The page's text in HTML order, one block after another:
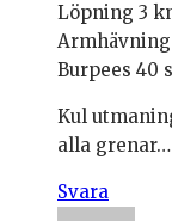
Löpning 3
Burpees 40
Kul
alla grenar…
Svara